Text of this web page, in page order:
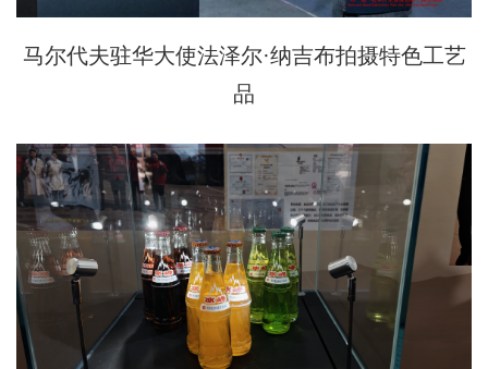
马尔代夫驻华大使法泽尔·纳吉布拍摄特色工艺
品